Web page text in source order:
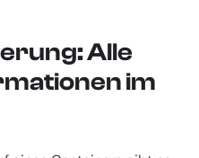
Alle
im